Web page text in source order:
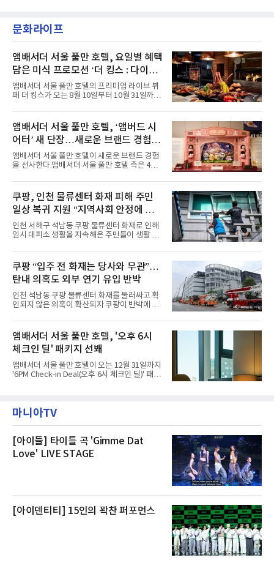
했다. “내 티, 5 bucks 바지는, 만원” 등 멤버들
의 라이프 스타일
MBC '쇼! 음악중심', SBS '인기가요' 등 주요 음
악방송 무대에 올라 화려한 퍼포먼스를 펼쳤다.
력을 앞세워 매 무대 색다른 볼거리를 선사했다.
특히 화사한 파스텔 톤의 비치웨어부터 청량한
마린룩, 햇살 아래 반짝이는 물결을 연상시키는
스커트, 강렬한 붉은 계열의 스타일링까지 각기
다른 매력을 선보였다. 브브걸은 다채로운 여름
패션을 완벽하게 소화하며 보
문화라이프
앰배서더 서울 풀만 호텔, 요일별 혜택
담은 미식 프로모션 ‘더 킹스 : 다이닝
프리빌리지즈’ 선봬
앰배서더 서울 풀만 호텔의 프리미엄 라이브 뷔
페 더 킹스가 오는 8월 10일부터 10월 31일까지
즈’를 선보인다.앰배서더 서울 풀만 호텔 측은
“요일마다 다른 즐거움과 한층 깊어진 미식의 여
유를 경험할 수 있도록 기획했다”고 밝혔다.먼저
월요일과 화요일에는 한 주의 문을 여는 여유로
운 식사를 테마로 다양한 혜택이 마련된다. 런치
이용 시 성인 5인 이상 사전 예약 고객에게 성인
1인 무료 혜택을 제공하며, 디너 이용 시에는 성
유료 회원 고객을 대상으로 5% 추가 할인 또는
바우처 1매 추가
앰배서더 서울 풀만 호텔, ‘앰버드 시
어터’ 새 단장…새로운 브랜드 경험 선
사
앰배서더 서울 풀만 호텔이 새로운 브랜드 경험
을 선사한다.앰배서더 서울 풀만 호텔 측은 4일
이야기를 담은 인형 극장 콘셉트의 공간 ‘앰버드
시어터(Ambird Theater)’를 새롭게 선보인
다”고 밝혔다.앰배서더 서울 풀만 호텔은 로비
한편에 마련된 앰버드 존을 통해 앰버드의 세계
관을 소개해왔다. 앰버드 존은 앰버드가 우주여
행 중 수집한 다양한 굿즈를 전시한 '앰버드 플래
닛(Ambird Planet)과 계절별 플라워 연출로 사
라 극장을 모티브로 한 데코레이션으로 구성됐
다. 무대 공간 및 티켓 박스
쿠팡, 인천 물류센터 화재 피해 주민
일상 복귀 지원 “지역사회 안정에 총
력”
인천 서해구 석남동 쿠팡 물류센터 화재로 인해
임시 대피소 생활을 지속해온 주민들이 생활 터
필먼트서비스(CFS)가 지난 28일부터 화재 피해
주민을 대상으로 전문 출장 청소서비스 지원에
나섬으로써 본격적인 지역사회 복구 작업이 시
작된 것이다.대피소 주민 중심 청소 접수, 첫날
부터 2가구 지원 완료CFS는 신현초등학교, 신
현북초등학교, 신현여자중학교 등 인천 서해구
관내 임시 대피소 3곳에서 체류해온 화재 피해
민들의 호응 속에 CFS는 즉시 행동에 나섰다. 지
난 28일 오후 전문 청소업체와
쿠팡 “입주 전 화재는 당사와 무관”…
탄내 의혹도 외부 연기 유입 반박
인천 석남동 쿠팡 물류센터 화재를 둘러싸고 확
인되지 않은 의혹이 확산되자 쿠팡이 반박에 나
에 대해서는 외부 화재 연기 유입이라고 설명했
고, 2023년 같은 물류센터에서 발생한 화재에
대해서도 쿠팡 입주 전 공사 과정에서 벌어진 일
이라며 선을 그었다.쿠팡은 21일 인천 물류센터
내부에서 불이 타는 냄새가 났다는 의혹과 관련
해 “사실무근”이라는 입장을 밝혔다.회사 측은
“인근에서 지난 15일 다른 회사에서 발생한 대
것으로 확인됐다”고 설명했다.이어 “정확한 화
재 원인은 추후 조사될
앰배서더 서울 풀만 호텔, '오후 6시
체크인 딜' 패키지 선봬
앰배서더 서울 풀만 호텔이 오는 12월 31일까지
'6PM Check-in Deal(오후 6시 체크인 딜)' 패키
텔 측은 “퇴근 후 또는 주말 도심 속에서 짧지만
온전한 휴식을 원하는 고객들에게 특별한 경험
제큐티브 두 가지 타입으로 구성된다. 디럭스 패
키지는 객실 1박(룸 온리)으로 심플한 호캉스를
즐길 수 있으며, 이그제큐티브 패키지는 객실 1
마니아TV
[아이들] 타이틀 곡 'Gimme Dat
Love' LIVE STAGE
[아이덴티티] 15인의 꽉찬 퍼포먼스